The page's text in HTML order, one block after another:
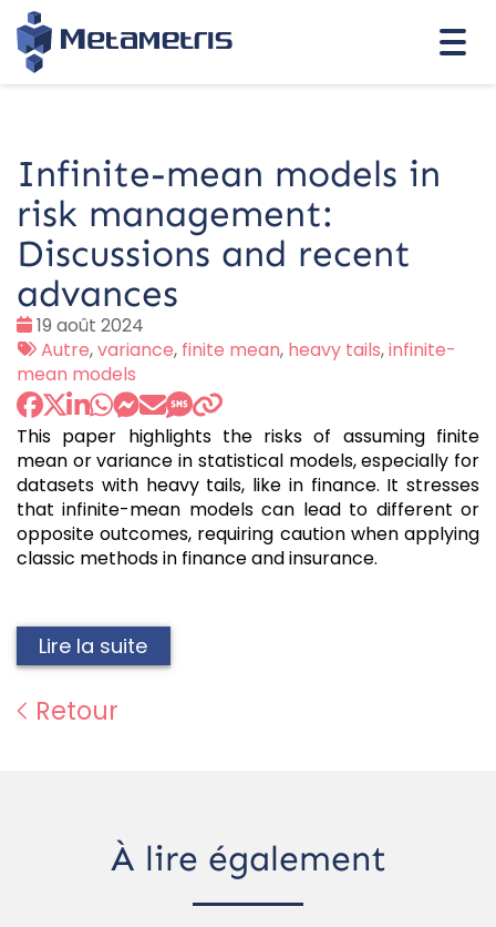
Infinite-mean models in
risk management:
Discussions and recent
advances
Date
:
19 août 2024
Tags
:
Autre,variance, finite mean, heavy tails,infinite-
mean models
This paper highlights the risks of assuming finite
mean or variance in statistical models, especially for
datasets with heavy tails, like in finance. It stresses
that infinite-mean models can lead to different or
opposite outcomes, requiring caution when applying
classic methods in finance and insurance.
Lire la suite
Retour
À lire également